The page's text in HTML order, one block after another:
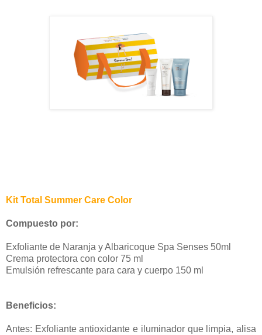
Kit Total Summer Care Color
Compuesto por:
Exfoliante de Naranja y Albaricoque Spa Senses 50ml
Crema protectora con color 75 ml
Emulsión refrescante para cara y cuerpo 150 ml
Beneficios:
Antes: Exfoliante antioxidante e iluminador que limpia, alisa